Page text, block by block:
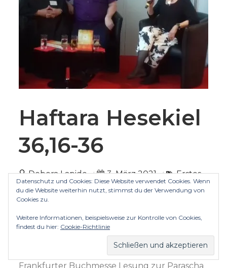
Haftara Hesekiel
36,16-36
Debora Lapide 3. März 2021
Erstes
Testament
Haftara-Prophetenlesung
Hesekiel
Propheten
Yuval Lapide und Christel Holl mit Pater
Frankfurter Buchmesse Lesung zur Parascha
Datenschutz und Cookies: Diese Website verwendet Cookies. Wenn
du die Website weiterhin nutzt, stimmst du der Verwendung von
Cookies zu.
Weitere Informationen, beispielsweise zur Kontrolle von Cookies,
findest du hier: Cookie-Richtlinie